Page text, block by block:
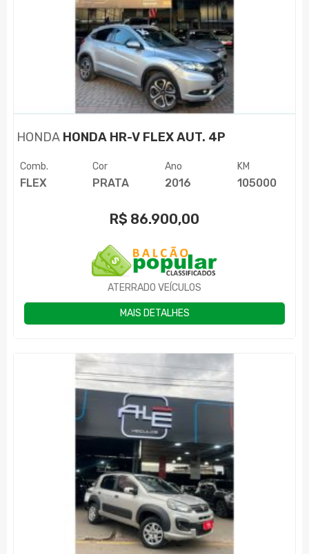
HONDA HONDA HR-V FLEX AUT. 4P
Comb.
FLEX
Cor
PRATA
Ano
2016
KM
105000
R$ 86.900,00
ATERRADO VEÍCULOS
MAIS DETALHES